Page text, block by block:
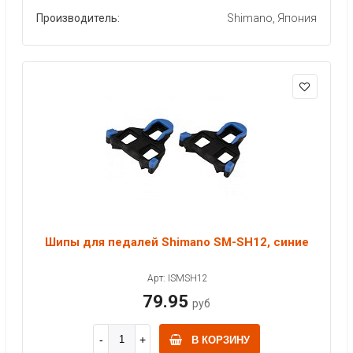
Производитель: Shimano, Япония
Шипы для педалей Shimano SM-SH12, синие
Арт: ISMSH12
79.95 руб
В КОРЗИНУ